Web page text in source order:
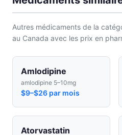
Autres médicaments de la
au Canada avec les prix en
Amlodipine
amlodipine 5–10mg
$9–$26 par mois
Atorvastatin